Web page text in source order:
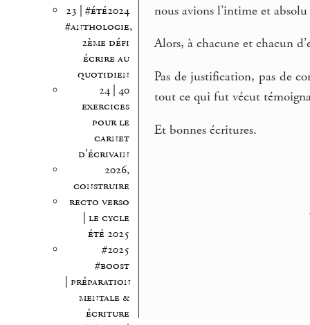
23 | #été2024
#anthologie,
2ème défi
écrire au
quotidien
24 | 40
exercices
pour le
carnet
d’écrivain
2026,
construire
recto verso
| le cycle
été 2025
#2025
#boost
| préparation
mentale &
écriture
nous avions l’intime et
Alors, à chacune et chacun
Pas de justification, pas de
tout ce qui fut vécut
Et bonnes écritures.